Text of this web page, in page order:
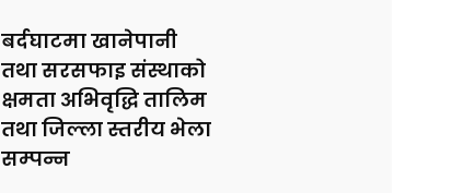
बर्दघाटमा खानेपानी
तथा सरसफाइ संस्थाको
क्षमता अभिवृद्धि तालिम
तथा जिल्ला स्तरीय भेला
सम्पन्न